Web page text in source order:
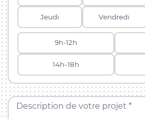
Jeudi Vendredi
9h-12h
14h-18h
Description de votre projet *